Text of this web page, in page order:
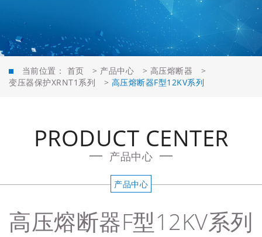
当前位置： 首页 > 产品中心 > 高压熔断器
>
变压器保护XRNT1系列
> 高压熔断器F型12KV系列
PRODUCT CENTER
产品中心
产品中心
高压熔断器F型12KV系列